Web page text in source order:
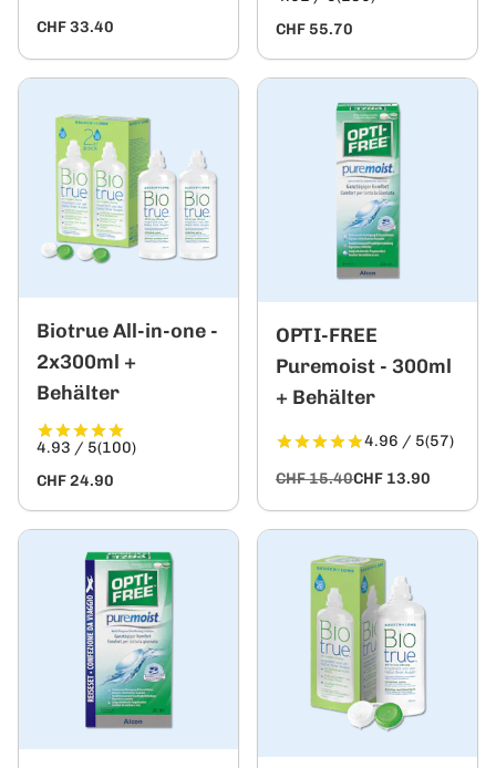
CHF 33.40
CHF 55.70
Biotrue All-in-one -
2x300ml +
Behälter
4.93 / 5(100)
CHF 24.90
OPTI-FREE
Puremoist - 300ml
+ Behälter
4.96 / 5(57)
CHF 15.40CHF 13.90